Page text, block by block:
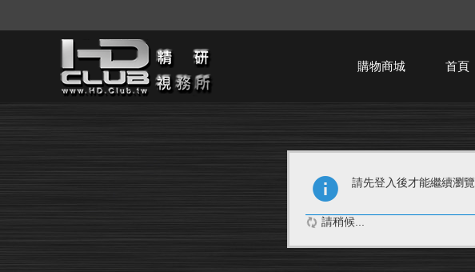
購物商城 首頁
請先登入後才能繼續瀏覽
請稍候...